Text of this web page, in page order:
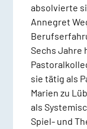
absolvierte
Annegret
Sechs Jahre
sie tätig als
Marien zu
als
Spiel- und